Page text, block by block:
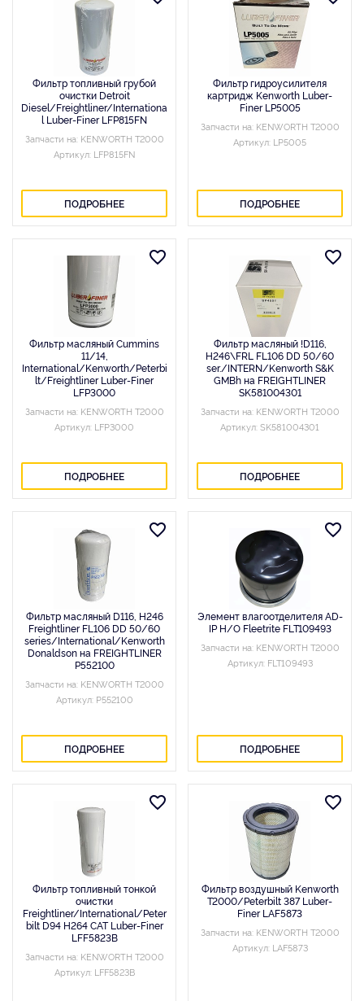
Фильтр топливный грубой
очистки Detroit
Diesel/Freightliner/Internationa
l Luber-Finer LFP815FN
Запчасти на: KENWORTH T2000
Артикул: LFP815FN
ПОДРОБНЕЕ
Фильтр гидроусилителя
картридж Kenworth Luber-
Finer LP5005
Запчасти на: KENWORTH T2000
Артикул: LP5005
ПОДРОБНЕЕ
Фильтр масляный Cummins
11/14,
International/Kenworth/Peterbi
lt/Freightliner Luber-Finer
LFP3000
Запчасти на: KENWORTH T2000
Артикул: LFP3000
ПОДРОБНЕЕ
Фильтр масляный !D116,
H246\FRL FL106 DD 50/60
ser./INTERN/Kenworth S&K
GMBh на FREIGHTLINER
SK581004301
Запчасти на: KENWORTH T2000
Артикул: SK581004301
ПОДРОБНЕЕ
Фильтр масляный D116, H246
Freightliner FL106 DD 50/60
series/International/Kenworth
Donaldson на FREIGHTLINER
P552100
Запчасти на: KENWORTH T2000
Артикул: P552100
ПОДРОБНЕЕ
Элемент влагоотделителя AD-
IP Н/О Fleetrite FLT109493
Запчасти на: KENWORTH T2000
Артикул: FLT109493
ПОДРОБНЕЕ
Фильтр топливный тонкой
очистки
Freightliner/International/Peter
bilt D94 H264 CAT Luber-Finer
LFF5823B
Запчасти на: KENWORTH T2000
Артикул: LFF5823B
Фильтр воздушный Kenworth
T2000/Peterbilt 387 Luber-
Finer LAF5873
Запчасти на: KENWORTH T2000
Артикул: LAF5873